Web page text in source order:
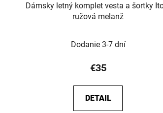
Dámsky letný komplet vesta a šortky
ružová melanž
Dodanie 3-7 dní
€35
DETAIL